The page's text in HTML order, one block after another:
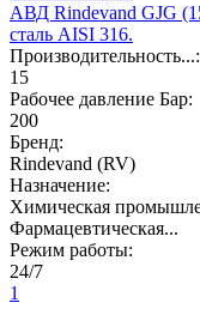
АВД Rindevand GJG
сталь AISI 316.
Производительность...:
15
Рабочее давление Бар:
200
Бренд:
Rindevand (RV)
Назначение:
Химическая
Фармацевтическая...
Режим работы:
24/7
1